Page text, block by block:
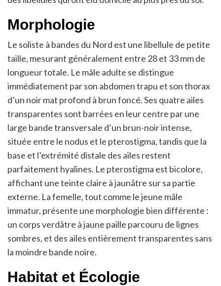
Morphologie
Le soliste à bandes du Nord est une libellule de petite
taille, mesurant généralement entre 28 et 33 mm de
longueur totale. Le mâle adulte se distingue
immédiatement par son abdomen trapu et son thorax
d’un noir mat profond à brun foncé. Ses quatre ailes
transparentes sont barrées en leur centre par une
large bande transversale d’un brun-noir intense,
située entre le nodus et le pterostigma, tandis que la
base et l’extrémité distale des ailes restent
parfaitement hyalines. Le pterostigma est bicolore,
affichant une teinte claire à jaunâtre sur sa partie
externe. La femelle, tout comme le jeune mâle
immatur, présente une morphologie bien différente :
un corps verdâtre à jaune paille parcouru de lignes
sombres, et des ailes entièrement transparentes sans
la moindre bande noire.
Habitat et Écologie